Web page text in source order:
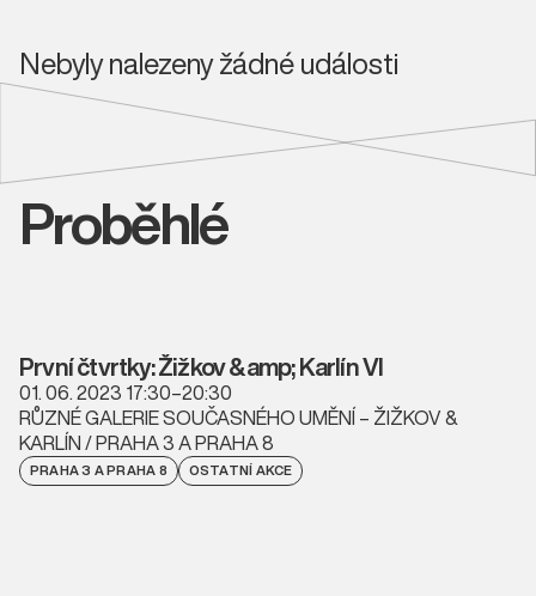
Nebyly nalezeny žádné události
Proběhlé
První čtvrtky: Žižkov &amp; Karlín VI
01. 06. 2023 17:30–20:30
RŮZNÉ GALERIE SOUČASNÉHO UMĚNÍ – ŽIŽKOV &
KARLÍN / PRAHA 3 A PRAHA 8
PRAHA 3 A PRAHA 8 OSTATNÍ AKCE